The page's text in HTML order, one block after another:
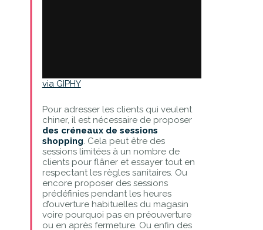
via GIPHY
Pour adresser les clients qui veulent
chiner, il est nécessaire de proposer
des créneaux de sessions
shopping. Cela peut être des
sessions limitées à un nombre de
clients pour flâner et essayer tout en
respectant les règles sanitaires. Ou
encore proposer des sessions
prédéfinies pendant les heures
d’ouverture habituelles du magasin
voire pourquoi pas en préouverture
ou en après fermeture. Ou enfin des